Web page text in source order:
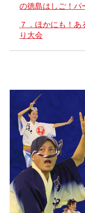
の徳島はしご！パ
７．ほかにも！
り大会